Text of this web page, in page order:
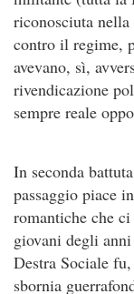
riconosciuta
contro il regime,
avevano, sì,
rivendicazione
sempre reale
In seconda
passaggio piace
romantiche che
giovani degli
Destra Sociale
sbornia